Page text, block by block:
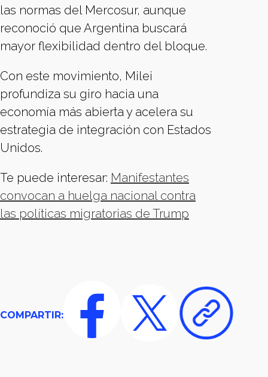
las normas del Mercosur, aunque
reconoció que Argentina buscará
mayor flexibilidad dentro del bloque.
Con este movimiento, Milei
profundiza su giro hacia una
economía más abierta y acelera su
estrategia de integración con Estados
Unidos.
Te puede interesar: Manifestantes
convocan a huelga nacional contra
las políticas migratorias de Trump
COMPARTIR: